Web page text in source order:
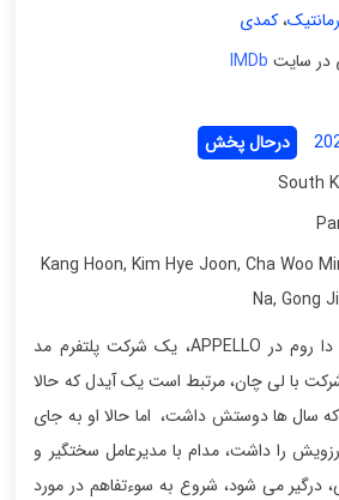
رمانتیک،کمدی
IMDb
درحال پخش
, Kim Hye Joon, Cha Woo
Na, Gong
نام دا روم در APPELLO، یک شرکت پلتفرم مد
با لی چان، مرتبط است یک آیدل که حالا
که سال ها دوستش داشت، اما حالا او به جای
را داشت، مدام با مدیرعامل سختگیر و
درگیر می شود، شروع به سوءتفاهم در مورد